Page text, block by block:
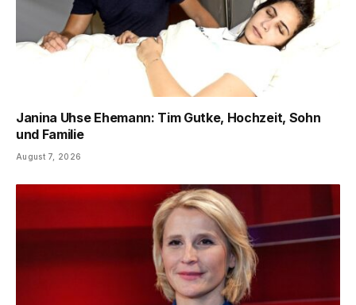
Janina Uhse Ehemann: Tim Gutke, Hochzeit, Sohn
und Familie
August 7, 2026